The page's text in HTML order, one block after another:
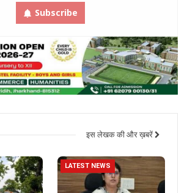
Subscribe
इस लेखक की और ख़बरें
LATEST NEWS